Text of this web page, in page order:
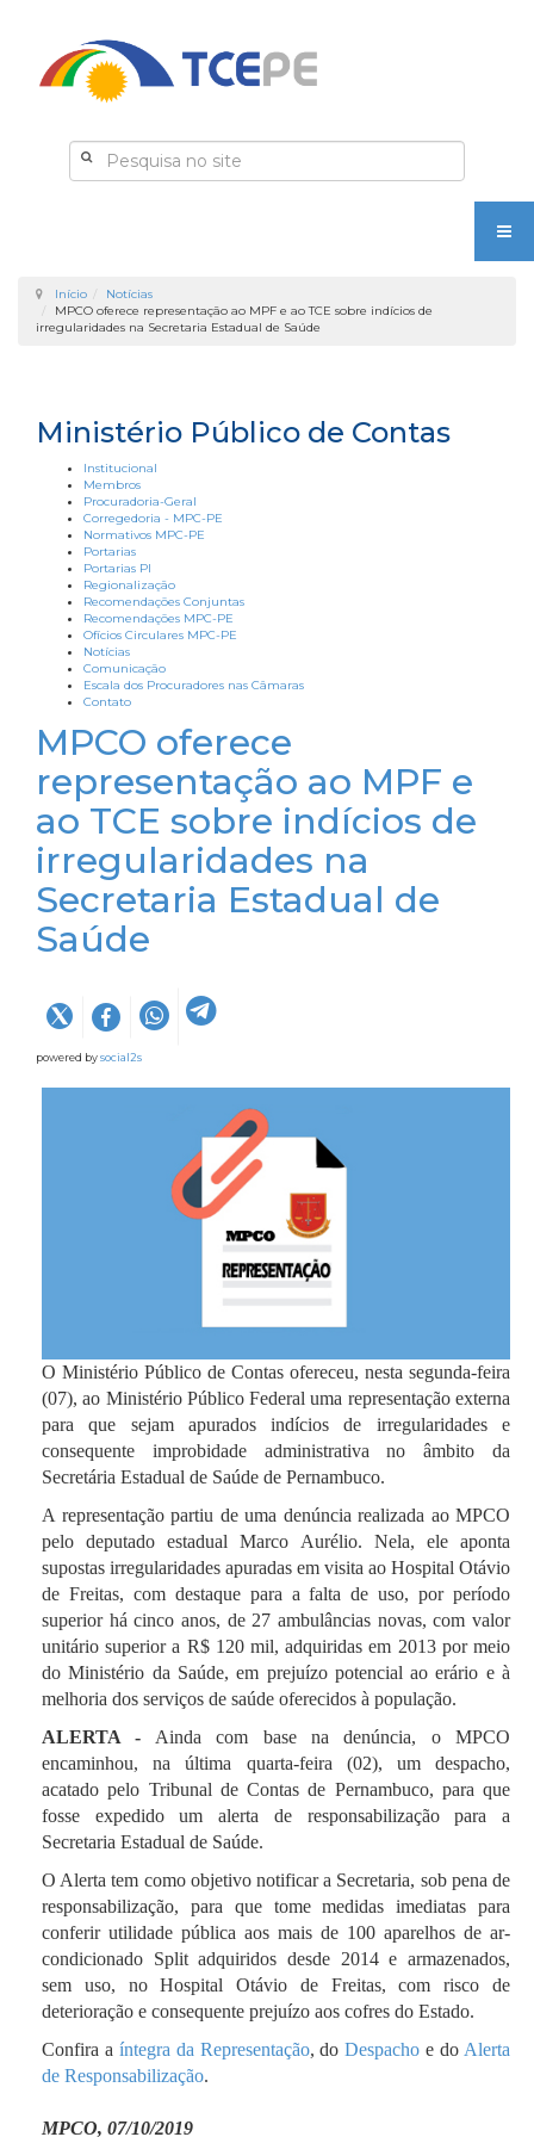
Início
Notícias
MPCO oferece representação ao MPF e ao TCE sobre indícios de
irregularidades na Secretaria Estadual de Saúde
Ministério Público de Contas
Institucional
Membros
Procuradoria-Geral
Corregedoria - MPC-PE
Normativos MPC-PE
Portarias
Portarias PI
Regionalização
Recomendações Conjuntas
Recomendações MPC-PE
Ofícios Circulares MPC-PE
Notícias
Comunicação
Escala dos Procuradores nas Câmaras
Contato
MPCO oferece
representação ao MPF e
ao TCE sobre indícios de
irregularidades na
Secretaria Estadual de
Saúde
powered bysocial2s
O Ministério Público de Contas ofereceu, nesta segunda-feira
(07), ao Ministério Público Federal uma representação externa
para que sejam apurados indícios de irregularidades e
consequente improbidade administrativa no âmbito da
Secretária Estadual de Saúde de Pernambuco.
A representação partiu de uma denúncia realizada ao MPCO
pelo deputado estadual Marco Aurélio. Nela, ele aponta
supostas irregularidades apuradas em visita ao Hospital Otávio
de Freitas, com destaque para a falta de uso, por período
superior há cinco anos, de 27 ambulâncias novas, com valor
unitário superior a R$ 120 mil, adquiridas em 2013 por meio
do Ministério da Saúde, em prejuízo potencial ao erário e à
melhoria dos serviços de saúde oferecidos à população.
ALERTA - Ainda com base na denúncia, o MPCO
encaminhou, na última quarta-feira (02), um despacho,
acatado pelo Tribunal de Contas de Pernambuco, para que
fosse expedido um alerta de responsabilização para a
Secretaria Estadual de Saúde.
O Alerta tem como objetivo notificar a Secretaria, sob pena de
responsabilização, para que tome medidas imediatas para
conferir utilidade pública aos mais de 100 aparelhos de ar-
condicionado Split adquiridos desde 2014 e armazenados,
sem uso, no Hospital Otávio de Freitas, com risco de
deterioração e consequente prejuízo aos cofres do Estado.
Confira a íntegra da Representação, doDespacho e do Alerta
de Responsabilização.
MPCO, 07/10/2019